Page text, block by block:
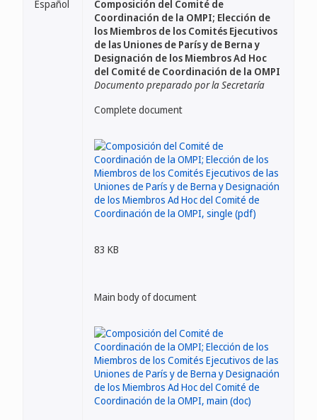
Español
Composición del Comité de
Coordinación de la OMPI; Elección de
los Miembros de los Comités Ejecutivos
de las Uniones de París y de Berna y
Designación de los Miembros Ad Hoc
del Comité de Coordinación de la OMPI
Documento preparado por la Secretaría
Complete document
83 KB
Main body of document